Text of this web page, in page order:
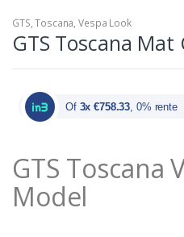
GTS,Toscana,Vespa Look
GTS Toscana Mat
Of 3x €758.33, 0% rente
GTS Toscana
Model